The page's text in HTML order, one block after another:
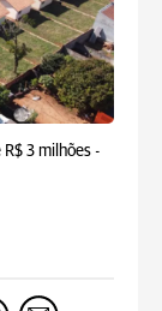
3 milhões -